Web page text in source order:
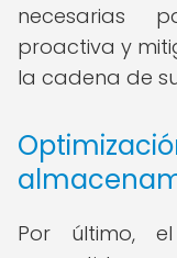
necesarias
proactiva y
la cadena de
Por último,